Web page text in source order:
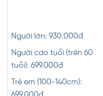
Người lớn: 930.000đ
Người cao tuổi (trên 60
tuổi): 699.000đ
Trẻ em (100-140cm):